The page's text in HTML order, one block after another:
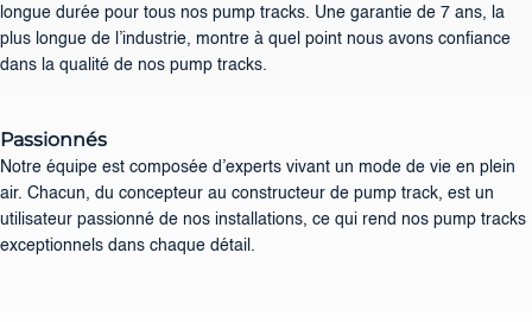
longue durée pour tous nos pump tracks. Une garantie de 7 ans, la
plus longue de l’industrie, montre à quel point nous avons confiance
dans la qualité de nos pump tracks.
Passionnés
Notre équipe est composée d’experts vivant un mode de vie en plein
air. Chacun, du concepteur au constructeur de pump track, est un
utilisateur passionné de nos installations, ce qui rend nos pump tracks
exceptionnels dans chaque détail.